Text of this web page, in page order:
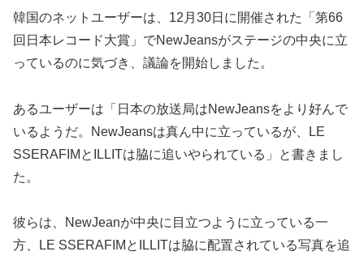
韓国のネットユーザーは、12月30日に開催された「第66
回日本レコード大賞」でNewJeansがステージの中央に立
っているのに気づき、議論を開始しました。
あるユーザーは「日本の放送局はNewJeansをより好んで
いるようだ。NewJeansは真ん中に立っているが、LE
SSERAFIMとILLITは脇に追いやられている」と書きまし
た。
彼らは、NewJeanが中央に目立つように立っている一
方、LE SSERAFIMとILLITは脇に配置されている写真を追